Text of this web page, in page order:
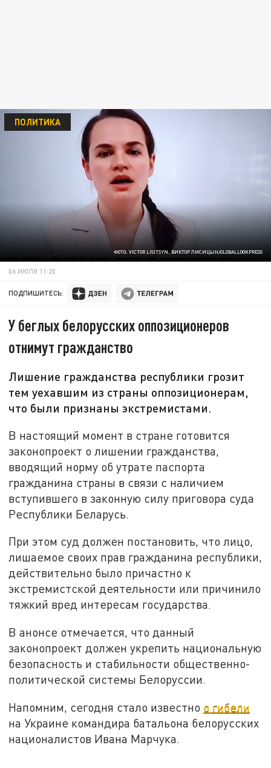
ФОТО: VICTOR LISITSYN, ВИКТОР ЛИСИЦЫН/GLOBALLOOKPRESS
ПОЛИТИКА
06 ИЮЛЯ 11:20
ПОДПИШИТЕСЬ:
У беглых белорусских оппозиционеров
отнимут гражданство
Лишение гражданства республики грозит
тем уехавшим из страны оппозиционерам,
что были признаны экстремистами.
В настоящий момент в стране готовится
законопроект о лишении гражданства,
вводящий норму об утрате паспорта
гражданина страны в связи с наличием
вступившего в законную силу приговора суда
Республики Беларусь.
При этом суд должен постановить, что лицо,
лишаемое своих прав гражданина республики,
действительно было причастно к
экстремистской деятельности или причинило
тяжкий вред интересам государства.
В анонсе отмечается, что данный
законопроект должен укрепить национальную
безопасность и стабильности общественно-
политической системы Белоруссии.
Напомним, сегодня стало известно о гибели
на Украине командира батальона белорусских
националистов Ивана Марчука.